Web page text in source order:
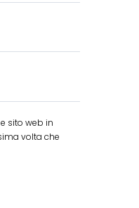
sito web in
volta che